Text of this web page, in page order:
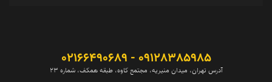
09128385985 - 02166490689
آدرس تهران، میدان منیریه، مجتمع کاوه، طبقه همکف، شماره 23